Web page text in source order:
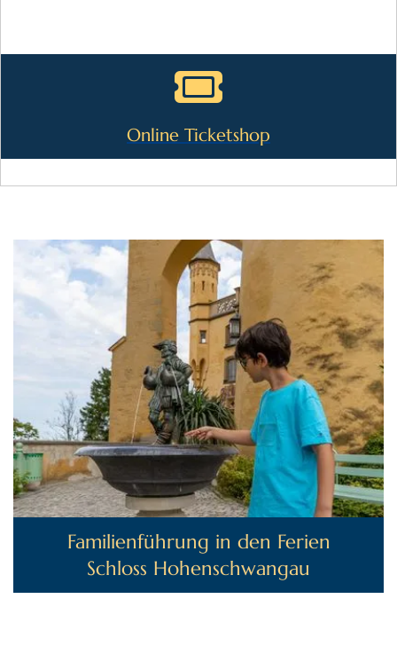
Online Ticketshop
Familienführung in den Ferien
Schloss Hohenschwangau